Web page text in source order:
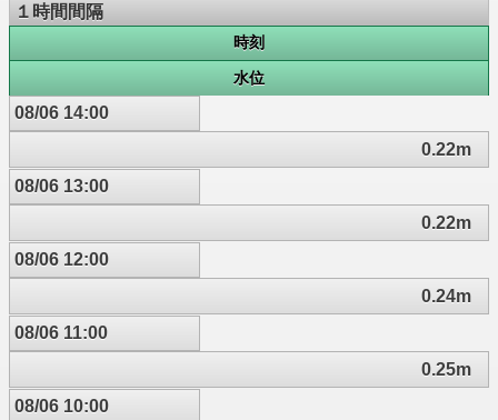
１時間間隔
時刻
水位
08/06 14:00
0.22m
08/06 13:00
0.22m
08/06 12:00
0.24m
08/06 11:00
0.25m
08/06 10:00